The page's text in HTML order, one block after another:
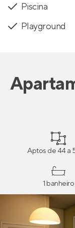
Piscina
Playground
Aptos de 44 a
1 banheiro